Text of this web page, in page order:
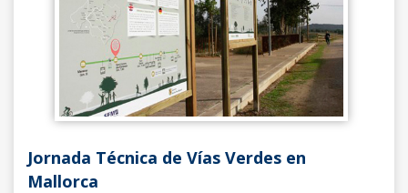
Jornada Técnica de Vías Verdes en
Mallorca